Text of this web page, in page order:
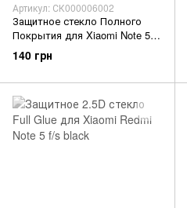
Артикул: СК000006002
Защитное стекло Полного
Покрытия для Xiaomi Note 5
white
140 грн